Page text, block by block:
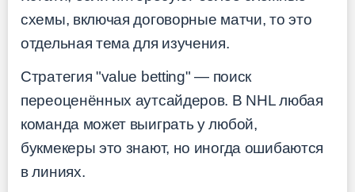
схемы, включая договорные матчи, то это
отдельная тема для изучения.
Стратегия "value betting" — поиск
переоценённых аутсайдеров. В NHL любая
команда может выиграть у любой,
букмекеры это знают, но иногда ошибаются
в линиях.